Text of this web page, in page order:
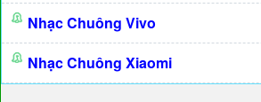
Nhạc Chuông Vivo
Nhạc Chuông Xiaomi